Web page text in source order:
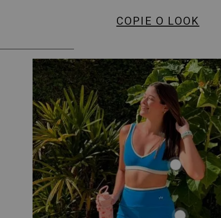
COPIE O LOOK